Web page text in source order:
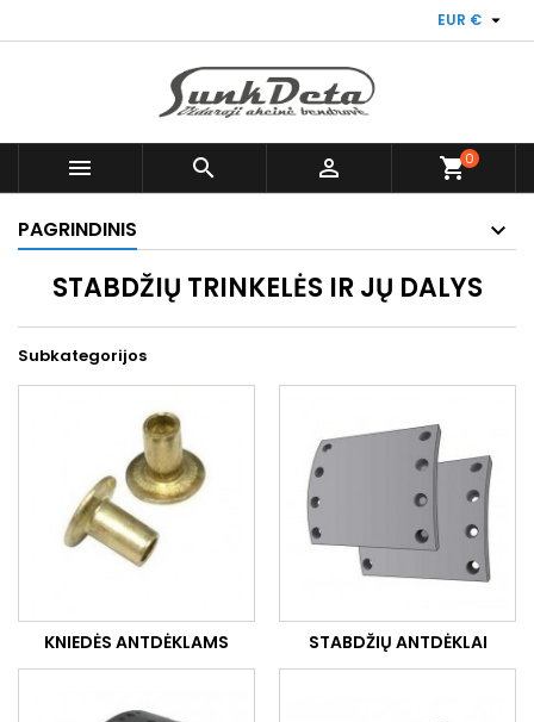
EUR € 
   shopping_cart0
PAGRINDINIS
STABDŽIŲ TRINKELĖS IR JŲ DALYS
Subkategorijos
KNIEDĖS ANTDĖKLAMS STABDŽIŲ ANTDĖKLAI